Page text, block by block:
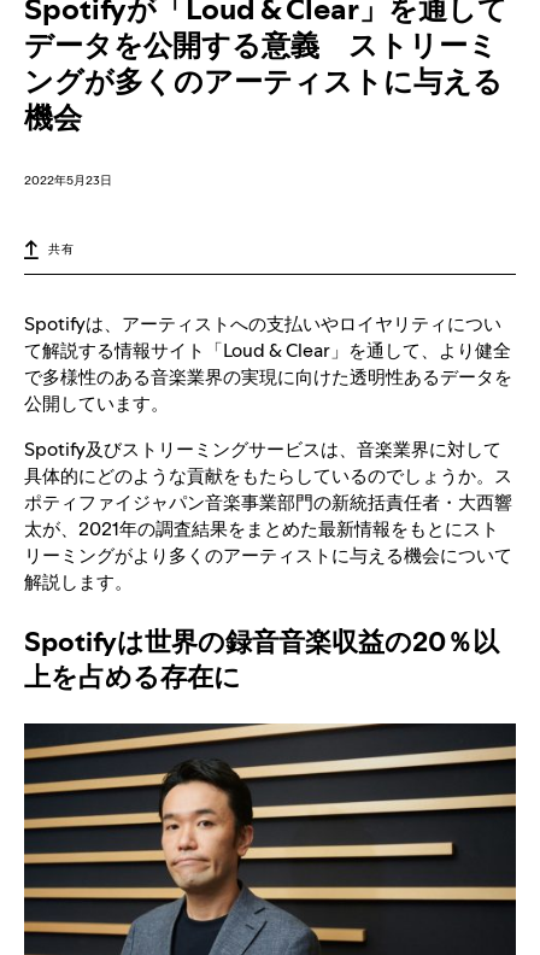
Spotifyが「Loud & Clear」を通して
データを公開する意義 ストリーミ
ングが多くのアーティストに与える
機会
2022年5月23日
共有
Spotifyは、アーティストへの支払いやロイヤリティについ
て解説する情報サイト「Loud & Clear」を通して、より健全
で多様性のある音楽業界の実現に向けた透明性あるデータを
公開しています。
Spotify及びストリーミングサービスは、音楽業界に対して
具体的にどのような貢献をもたらしているのでしょうか。ス
ポティファイジャパン音楽事業部門の新統括責任者・大西響
太が、2021年の調査結果をまとめた最新情報をもとにスト
リーミングがより多くのアーティストに与える機会について
解説します。
Spotifyは世界の録音音楽収益の20％以
上を占める存在に